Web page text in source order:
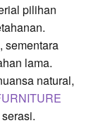
pilihan
sementara
lama.
natural,